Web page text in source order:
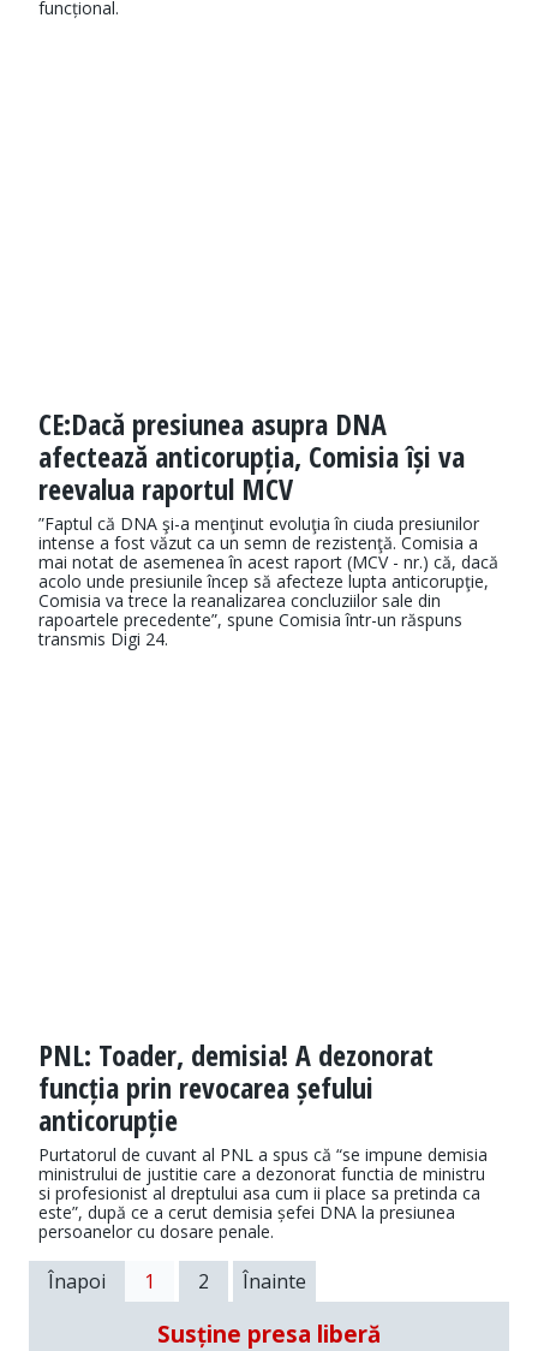
funcțional.
CE:Dacă presiunea asupra DNA
afectează anticorupția, Comisia își va
reevalua raportul MCV
”Faptul că DNA şi-a menţinut evoluţia în ciuda presiunilor
intense a fost văzut ca un semn de rezistenţă. Comisia a
mai notat de asemenea în acest raport (MCV - nr.) că, dacă
acolo unde presiunile încep să afecteze lupta anticorupţie,
Comisia va trece la reanalizarea concluziilor sale din
rapoartele precedente”, spune Comisia într-un răspuns
transmis Digi 24.
PNL: Toader, demisia! A dezonorat
funcția prin revocarea șefului
anticorupție
Purtatorul de cuvant al PNL a spus că “se impune demisia
ministrului de justitie care a dezonorat functia de ministru
si profesionist al dreptului asa cum ii place sa pretinda ca
este”, după ce a cerut demisia șefei DNA la presiunea
persoanelor cu dosare penale.
Înapoi 1 2 Înainte
Susține presa liberă